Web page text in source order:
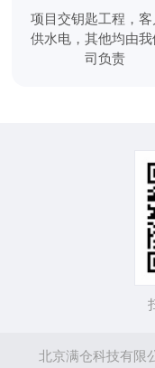
项目交钥匙工程，客
供水电，其他均由我
司负责
北京满仓科技有限